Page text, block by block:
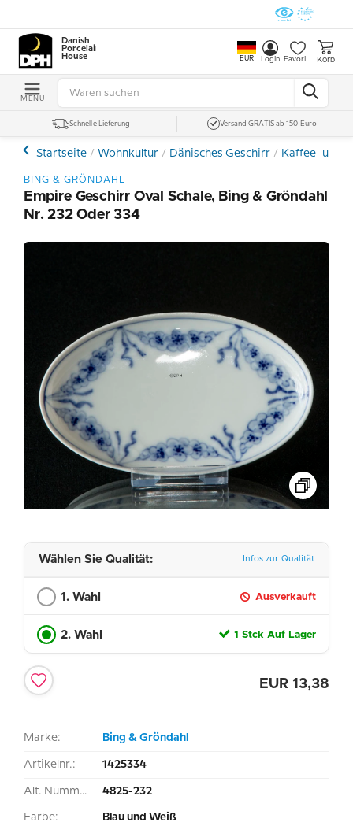
Danish
Porcelain
House
EUR Login Favoriten Korb
MENÜ
Schnelle Lieferung Versand GRATIS ab 150 Euro
Startseite Wohnkultur Dänisches Geschirr Kaffee- und
BING & GRÖNDAHL
Empire Geschirr Oval Schale, Bing & Gröndahl
Nr. 232 Oder 334
Wählen Sie Qualität: Infos zur Qualität
1. Wahl Ausverkauft
2. Wahl 1 Stck Auf Lager
EUR 13,38
Marke: Bing & Gröndahl
Artikelnr.: 1425334
Alt. Nummer: 4825-232
Farbe: Blau und Weiß